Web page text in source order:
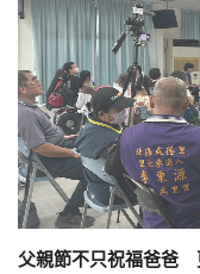
父親節不只祝福爸爸